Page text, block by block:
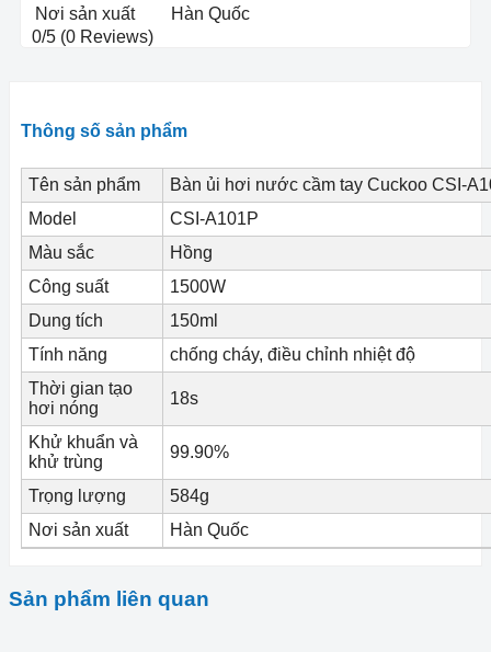
Nơi sản xuất
Hàn Quốc
0/5 (0 Reviews)
Thông số sản phẩm
Tên sản phẩm
Bàn ủi hơi nước cầm tay Cuckoo CSI-
Model
CSI-A101P
Màu sắc
Hồng
Công suất
1500W
Dung tích
150ml
Tính năng
chống cháy, điều chỉnh nhiệt độ
Thời gian tạo
hơi nóng
18s
Khử khuẩn và
khử trùng
99.90%
Trọng lượng
584g
Nơi sản xuất
Hàn Quốc
Sản phẩm liên quan